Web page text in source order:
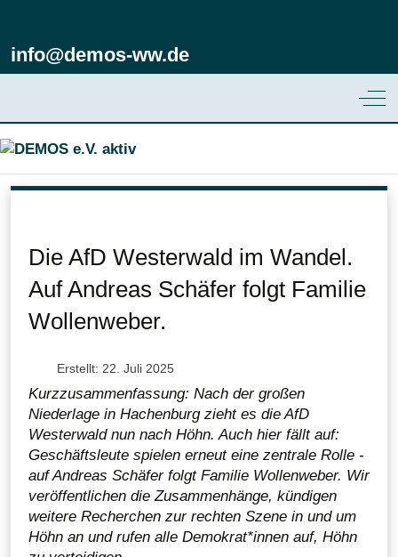
info@demos-ww.de
Die AfD Westerwald im Wandel.
Auf Andreas Schäfer folgt Familie
Wollenweber.
Erstellt: 22. Juli 2025
Kurzzusammenfassung: Nach der großen
Niederlage in Hachenburg zieht es die AfD
Westerwald nun nach Höhn. Auch hier fällt auf:
Geschäftsleute spielen erneut eine zentrale Rolle -
auf Andreas Schäfer folgt Familie Wollenweber. Wir
veröffentlichen die Zusammenhänge, kündigen
weitere Recherchen zur rechten Szene in und um
Höhn an und rufen alle Demokrat*innen auf, Höhn